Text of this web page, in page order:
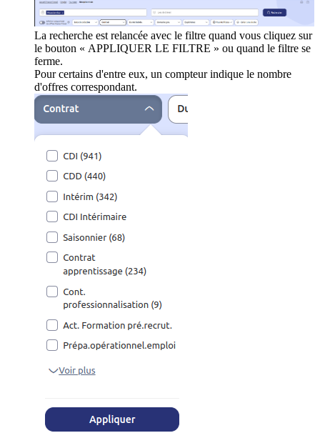
La recherche est relancée avec le filtre quand vous cliquez sur
le bouton « APPLIQUER LE FILTRE » ou quand le filtre se
ferme.
Pour certains d'entre eux, un compteur indique le nombre
d'offres correspondant.